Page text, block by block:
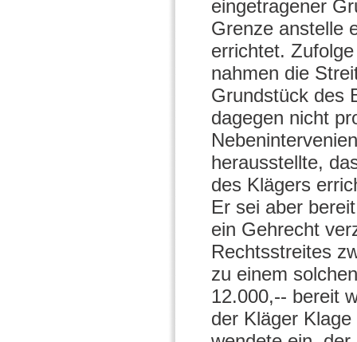
eingetragener
Grenze anstelle
errichtet.
nahmen die
Grundstück des
dagegen nicht
herausstellte,
des Klägers
Er sei aber
ein Gehrecht
Rechtsstreites
zu einem
12.000,-- bereit
der Kläger